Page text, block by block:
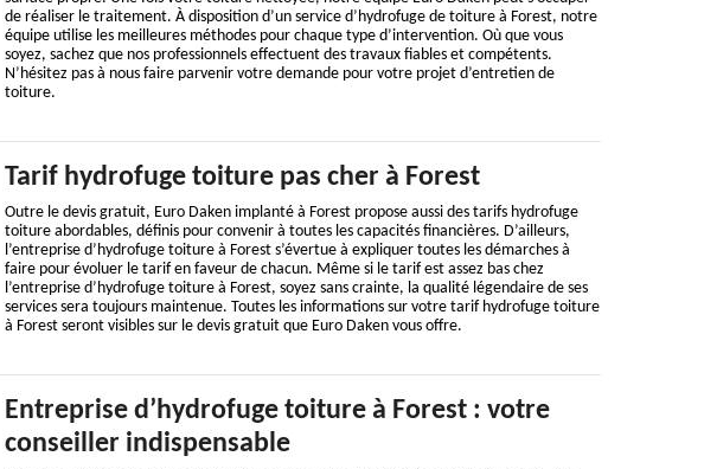
de réaliser le traitement. À disposition d’un service d’hydrofuge de toiture à Forest, notre
équipe utilise les meilleures méthodes pour chaque type d’intervention. Où que vous
soyez, sachez que nos professionnels effectuent des travaux fiables et compétents.
N’hésitez pas à nous faire parvenir votre demande pour votre projet d’entretien de
toiture.
Tarif hydrofuge toiture pas cher à Forest
Outre le devis gratuit, Euro Daken implanté à Forest propose aussi des tarifs hydrofuge
toiture abordables, définis pour convenir à toutes les capacités financières. D’ailleurs,
l’entreprise d’hydrofuge toiture à Forest s’évertue à expliquer toutes les démarches à
faire pour évoluer le tarif en faveur de chacun. Même si le tarif est assez bas chez
l’entreprise d’hydrofuge toiture à Forest, soyez sans crainte, la qualité légendaire de ses
services sera toujours maintenue. Toutes les informations sur votre tarif hydrofuge toiture
à Forest seront visibles sur le devis gratuit que Euro Daken vous offre.
Entreprise d’hydrofuge toiture à Forest : votre
conseiller indispensable